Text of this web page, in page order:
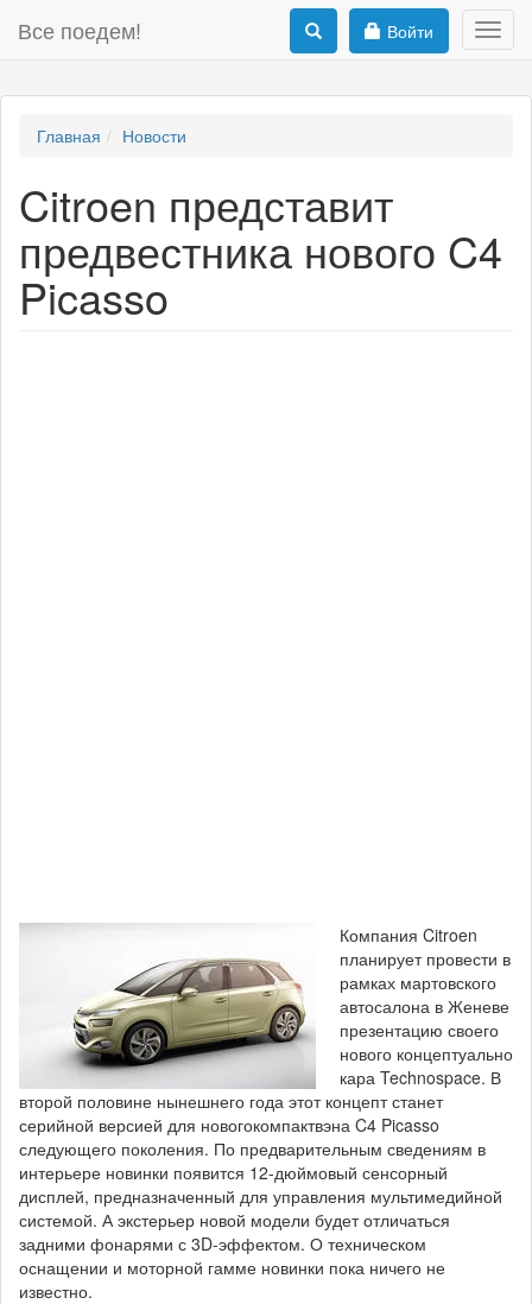
Все поедем! Войти
Главная Новости
Citroen представит
предвестника нового C4
Picasso
Компания Citroen
планирует провести в
рамках мартовского
автосалона в Женеве
презентацию своего
нового концептуально
кара Technospace. В
второй половине нынешнего года этот концепт станет
серийной версией для новогокомпактвэна C4 Picasso
следующего поколения. По предварительным сведениям в
интерьере новинки появится 12-дюймовый сенсорный
дисплей, предназначенный для управления мультимедийной
системой. А экстерьер новой модели будет отличаться
задними фонарями с 3D-эффектом. О техническом
оснащении и моторной гамме новинки пока ничего не
известно.